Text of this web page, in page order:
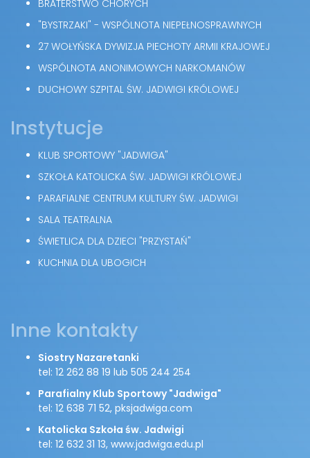
BRATERSTWO CHORYCH
"BYSTRZAKI" - WSPÓLNOTA NIEPEŁNOSPRAWNYCH
27 WOŁYŃSKA DYWIZJA PIECHOTY ARMII KRAJOWEJ
WSPÓLNOTA ANONIMOWYCH NARKOMANÓW
DUCHOWY SZPITAL ŚW. JADWIGI KRÓLOWEJ
Instytucje
KLUB SPORTOWY "JADWIGA"
SZKOŁA KATOLICKA ŚW. JADWIGI KRÓLOWEJ
PARAFIALNE CENTRUM KULTURY ŚW. JADWIGI
SALA TEATRALNA
ŚWIETLICA DLA DZIECI "PRZYSTAŃ"
KUCHNIA DLA UBOGICH
Inne kontakty
Siostry Nazaretanki
tel: 12 262 88 19 lub 505 244 254
Parafialny Klub Sportowy "Jadwiga"
tel: 12 638 71 52, pksjadwiga.com
Katolicka Szkoła św. Jadwigi
tel: 12 632 31 13, www.jadwiga.edu.pl